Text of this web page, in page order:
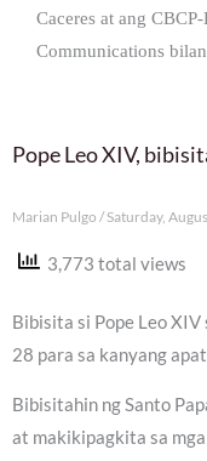
Caceres at ang
Communications
Pope Leo XIV,
Marian Pulgo Saturday,
3,773 total views
Bibisita si Pope Leo
28 para sa kanyang
Bibisitahin ng Santo
at makikipagkita sa